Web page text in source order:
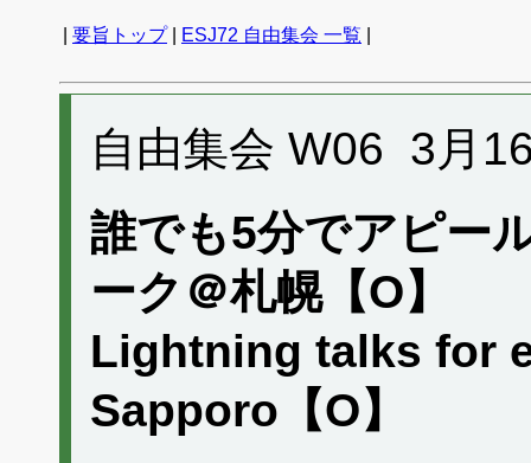
要旨トップ| ESJ72 自由集会 一覧
自由集会 W06 3月
誰でも5分でアピー
ーク＠札幌【O】
Lightning talks for
Sapporo【O】